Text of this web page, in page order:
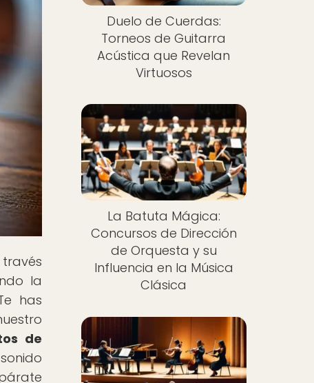
la
has
de
Duelo de Cuerdas:
Torneos de Guitarra
Acústica que Revelan
Virtuosos
La Batuta Mágica:
Concursos de Dirección
de Orquesta y su
Influencia en la Música
Clásica